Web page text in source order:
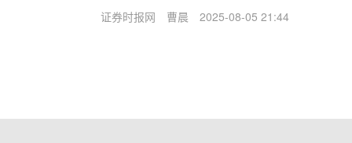
证券时报网 曹晨 2025-08-05 21:44